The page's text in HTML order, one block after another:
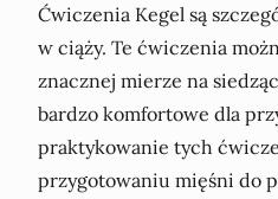
Ćwiczenia Kegel są
w ciąży. Te ćwiczenia
znacznej mierze na
bardzo komfortowe dla
praktykowanie tych
przygotowaniu mięśni do